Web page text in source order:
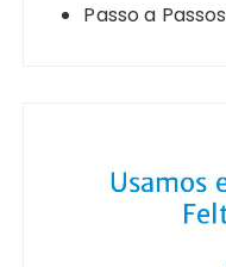
Passo a Passos